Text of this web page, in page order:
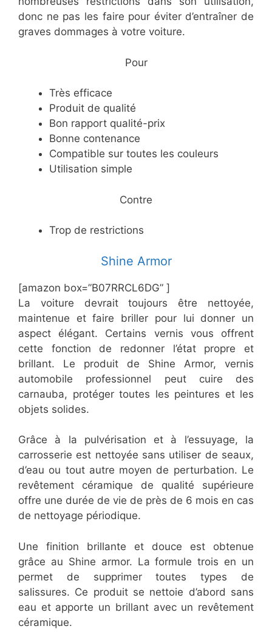
donc ne pas les faire pour éviter d’entraîner de
graves dommages à votre voiture.
​Pour
​Très efficace
​Produit de qualité
​Bon rapport qualité-prix
​Bonne contenance
​Compatible sur toutes les couleurs
​Utilisation simple
​Contre
​Trop de restrictions
​Shine Armor
[amazon box=”​B07RRCL6DG” ]
La voiture devrait toujours être nettoyée,
maintenue et faire briller pour lui donner un
aspect élégant. Certains vernis vous offrent
cette fonction de redonner l’état propre et
brillant. Le produit de Shine Armor, vernis
automobile professionnel peut cuire des
carnauba, protéger toutes les peintures et les
objets solides.
Grâce à la pulvérisation et à l’essuyage, la
carrosserie est nettoyée sans utiliser de seaux,
d’eau ou tout autre moyen de perturbation. Le
revêtement céramique de qualité supérieure
offre une durée de vie de près de 6 mois en cas
de nettoyage périodique.
Une finition brillante et douce est obtenue
grâce au Shine armor. La formule trois en un
permet de supprimer toutes types de
salissures. Ce produit se nettoie d’abord sans
eau et apporte un brillant avec un revêtement
céramique.